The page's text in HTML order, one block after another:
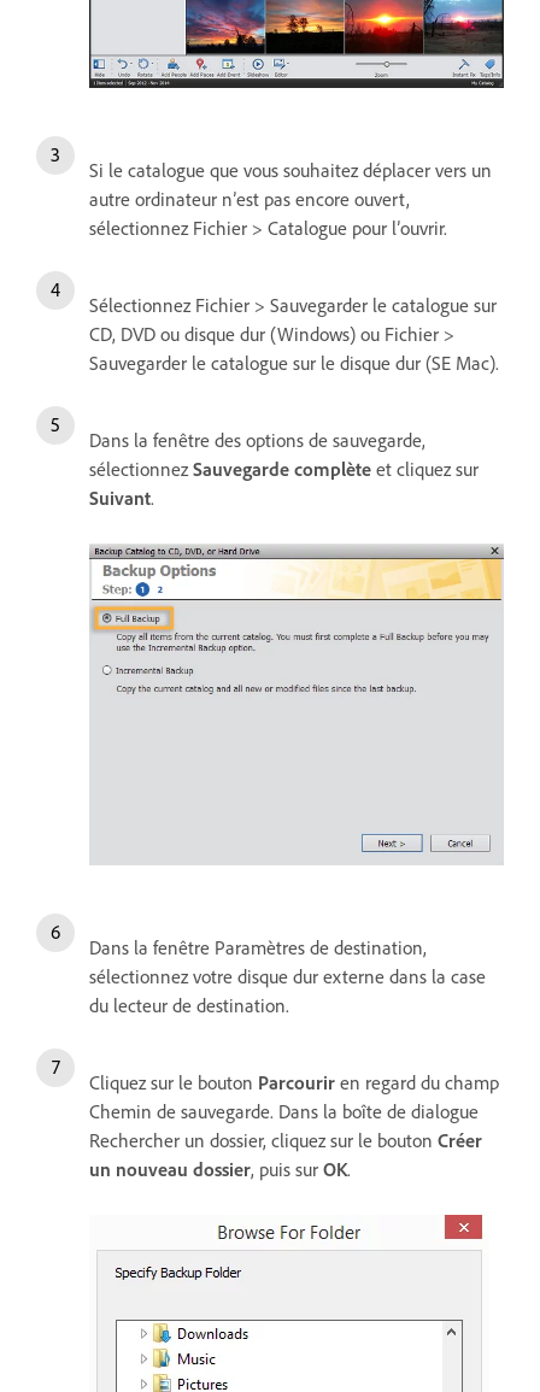
Si le catalogue que vous souhaitez déplacer vers un
autre ordinateur n’est pas encore ouvert,
sélectionnez Fichier > Catalogue pour l’ouvrir.
Sélectionnez Fichier > Sauvegarder le catalogue sur
CD, DVD ou disque dur (Windows) ou Fichier >
Sauvegarder le catalogue sur le disque dur (SE Mac).
Dans la fenêtre des options de sauvegarde,
sélectionnezSauvegarde complète et cliquez sur
Suivant.
Dans la fenêtre Paramètres de destination,
sélectionnez votre disque dur externe dans la case
du lecteur de destination.
Cliquez sur le bouton Parcourir en regard du champ
Chemin de sauvegarde. Dans la boîte de dialogue
Rechercher un dossier, cliquez sur le bouton Créer
un nouveau dossier, puis sur OK.